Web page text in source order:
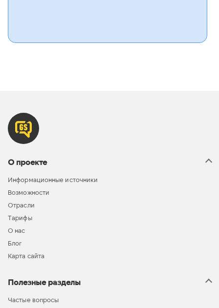
О проекте
Информационные источники
Возможности
Отрасли
Тарифы
О нас
Блог
Карта сайта
Полезные разделы
Частые вопросы